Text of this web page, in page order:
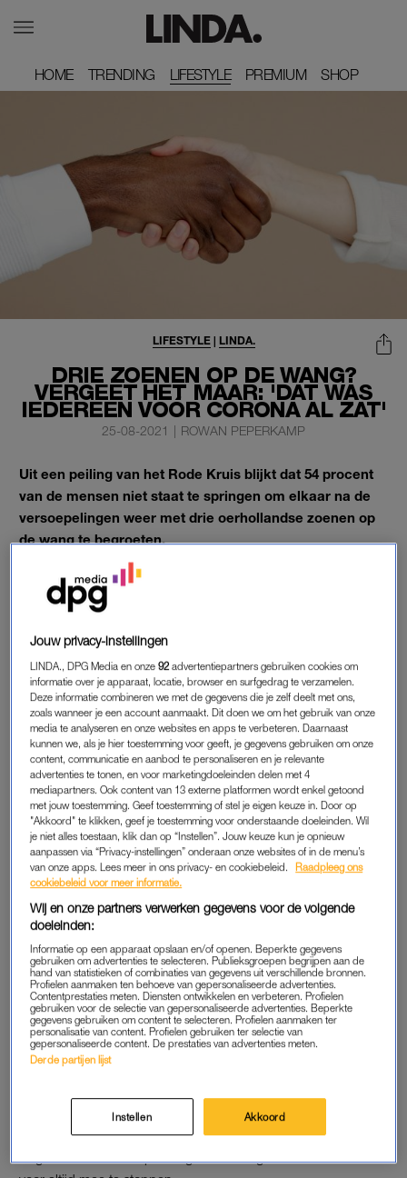
HOME
HOME TRENDING
TRENDING LIFESTYLE PREMIUM
PREMIUM SHOP
SHOP
DRIE ZOENEN OP DE WANG?
VERGEET HET MAAR: 'DAT WAS
IEDEREEN VÓÓR CORONA AL ZAT'
LIFESTYLE| LINDA.
25-08-2021 | ROWAN PEPERKAMP
Uit een peiling van het Rode Kruis blijkt dat 54 procent
van de mensen niet staat te springen om elkaar na de
versoepelingen weer met drie oerhollandse zoenen op
de wang te begroeten.
En dat begroetingsritueel is volgens etiquette-expert Beatrijs
Ritsema voorgoed verleden tijd.
DRIE ZOENEN
Meer dan de helft van de ondervraagden lijkt het wel prima te
vinden dat drie zoenen op de wang geen standaard
begroeting meer is. Ook het schudden van handen laten de
meesten nog even voor wat het is: één op de drie
ondervraagden is van plan het advies ‘schud geen handen’
langer op te volgen. Ook als dat niet meer hoeft.
Toch denkt Ritsema dat handen schudden wel weer
terugkomt. “Zeker wanneer de anderhalvemeterregel is
afgeschaft. Maar drie zoenen? Nee, dat verdwijnt.” Volgens de
populariteit. “Mensen hebben er al een lange tijd genoeg van.
Het is te omslachtig, duurt te lang en we moeten té veel
mensen zoenen.”
ALLEEN INTIMI
Vroeger waren de drie kussen namelijk gereserveerd voor
intimi, maar ergens tussen 2000 en 2005 werd het een
langs en daar heeft iedereen nu verschrikkelijk genoeg van.”
Door de pandemie ging de begroeting in de ban en dat is
Jouw privacy-instellingen
LINDA., DPG Media en onze92 advertentiepartners gebruiken cookies om
informatie over je apparaat, locatie, browser en surfgedrag te verzamelen.
Deze informatie combineren we met de gegevens die je zelf deelt met ons,
zoals wanneer je een account aanmaakt. Dit doen we om het gebruik van onze
media te analyseren en onze websites en apps te verbeteren. Daarnaast
kunnen we, als je hier toestemming voor geeft, je gegevens gebruiken om onze
content, communicatie en aanbod te personaliseren en je relevante
advertenties te tonen, en voor marketingdoeleinden delen met 4
mediapartners. Ook content van 13 externe platformen wordt enkel getoond
met jouw toestemming. Geef toestemming of stel je eigen keuze in. Door op
"Akkoord" te klikken, geef je toestemming voor onderstaande doeleinden. Wil
je niet alles toestaan, klik dan op “Instellen”. Jouw keuze kun je opnieuw
aanpassen via “Privacy-instellingen” onderaan onze websites of in de menu’s
van onze apps. Lees meer in ons privacy- en cookiebeleid.
Raadpleeg ons
cookiebeleid voor meer informatie.
Wij en onze partners verwerken gegevens voor de volgende
doeleinden:
Informatie op een apparaat opslaan en/of openen. Beperkte gegevens
gebruiken om advertenties te selecteren. Publieksgroepen begrijpen aan de
hand van statistieken of combinaties van gegevens uit verschillende bronnen.
Profielen aanmaken ten behoeve van gepersonaliseerde advertenties.
Contentprestaties meten. Diensten ontwikkelen en verbeteren. Profielen
gebruiken voor de selectie van gepersonaliseerde advertenties. Beperkte
gegevens gebruiken om content te selecteren. Profielen aanmaken ter
personalisatie van content. Profielen gebruiken ter selectie van
gepersonaliseerde content. De prestaties van advertenties meten.
Derde partijen lijst
Instellen Akkoord